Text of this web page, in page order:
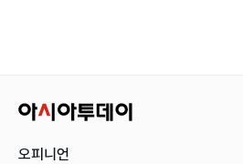
오피니언